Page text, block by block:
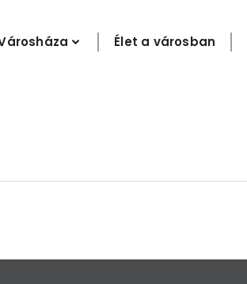
Élet a városban